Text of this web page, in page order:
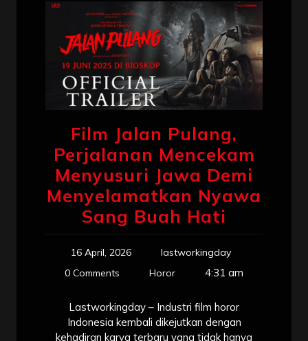
Film Jalan Pulang,
Perjalanan Mencekam
Menyusuri Jawa Demi
Menyelamatkan Nyawa
Sang Buah Hati
16 April, 2026
lastworkingday
0 Comments
Horor 4:31 am
Lastworkingday – Industri film horor
Indonesia kembali dikejutkan dengan
kehadiran karya terbaru yang tidak hanya